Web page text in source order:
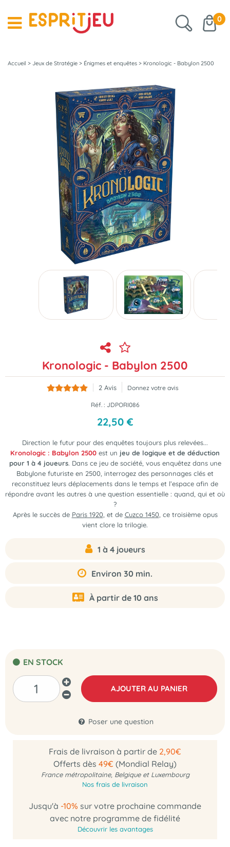
0
Accueil > Jeux de Stratégie > Énigmes et enquêtes > Kronologic - Babylon 2500
Kronologic - Babylon 2500
2 Avis Donnez votre avis
Réf. : JDPORI086
22,50 €
Direction le futur pour des enquêtes toujours plus relevées...
Kronologic : Babylon 2500 est un jeu de logique et de déduction
pour 1 à 4 joueurs. Dans ce jeu de société, vous enquêtez dans une
Babylone futuriste en 2500, interrogez des personnages clés et
reconstituez leurs déplacements dans le temps et l’espace afin de
répondre avant les autres à une question essentielle : quand, qui et où
?
Après le succès de Paris 1920, et de Cuzco 1450, ce troisième opus
vient clore la trilogie.
1 à 4 joueurs
Environ 30 min.
À partir de 10 ans
EN STOCK
AJOUTER AU PANIER
Poser une question
Frais de livraison à partir de 2,90€
Offerts dès 49€ (Mondial Relay)
France métropolitaine, Belgique et Luxembourg
Nos frais de livraison
Jusqu'à -10% sur votre prochaine commande
avec notre programme de fidélité
Découvrir les avantages